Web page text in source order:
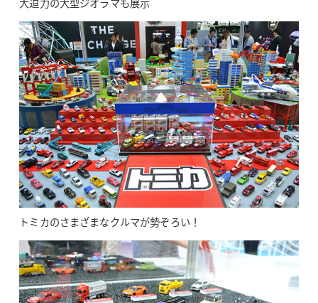
大迫力の大型ジオラマも展示
トミカのさまざまなクルマが勢ぞろい！